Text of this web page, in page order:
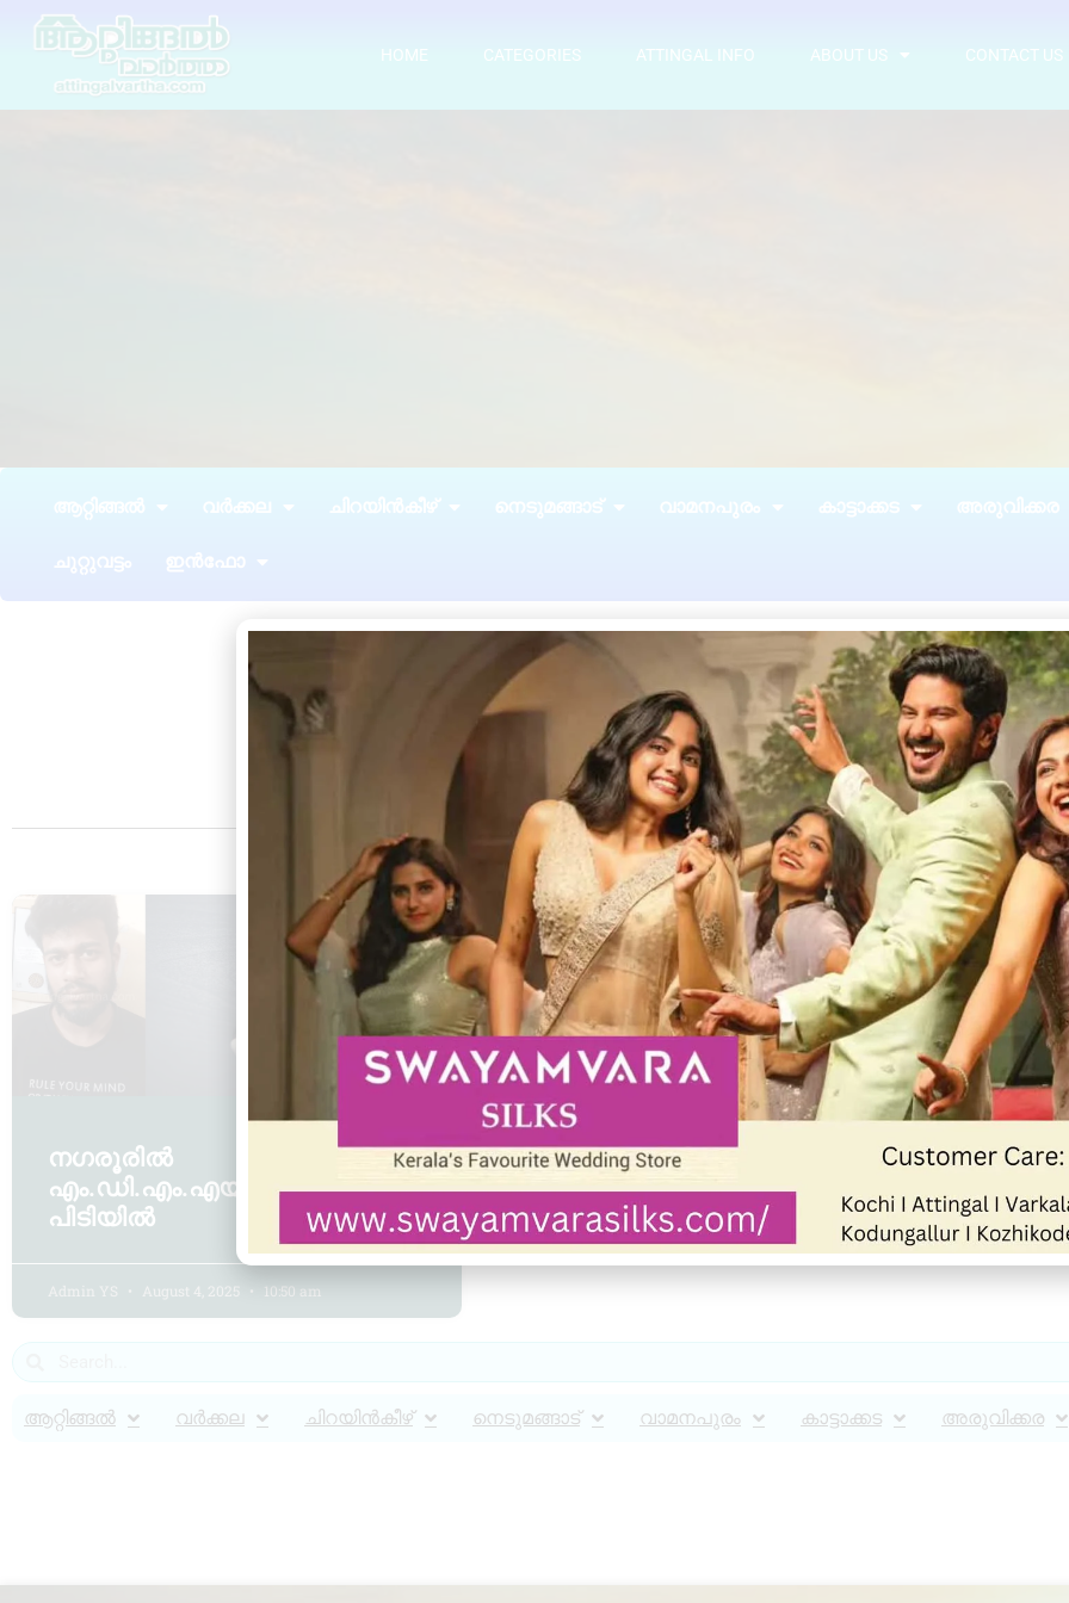
HOME CATEGORIES ATTINGAL INFO ABOUT US CONTACT US
ആറ്റിങ്ങൽ വർക്കല ചിറയിൻകീഴ് നെടുമങ്ങാട് വാമനപുരം കാട്ടാക്കട അരുവിക്കര
ചുറ്റുവട്ടം ഇൻഫോ
Tag: എം.ഡി.എം.എ
ആറ്റിങ്ങൽ
നഗരൂരിൽ
എം.ഡി.എം.എയുമായി യുവാവ്
പിടിയിൽ
Admin YS August 4, 2025 10:50 am
ആറ്റിങ്ങൽ വർക്കല ചിറയിൻകീഴ് നെടുമങ്ങാട് വാമനപുരം കാട്ടാക്കട അരുവിക്കര